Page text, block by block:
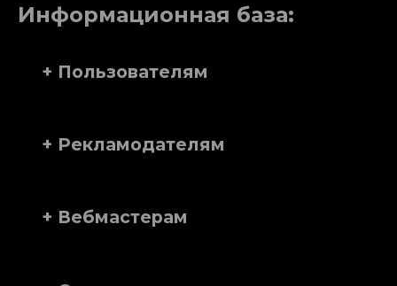
Информационная база:
+ Пользователям
+ Рекламодателям
+ Вебмастерам